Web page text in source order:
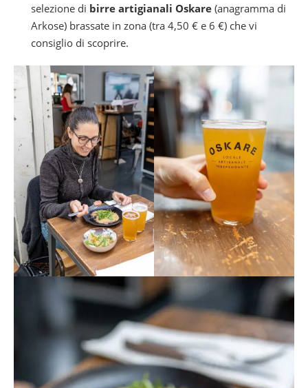
selezione di birre artigianali Oskare (anagramma di
Arkose) brassate in zona (tra 4,50 € e 6 €) che vi
consiglio di scoprire.